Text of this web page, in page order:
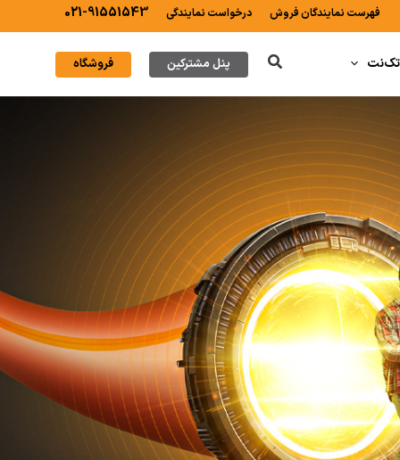
فهرست نمایندگان فروش درخواست نمایندگی 021-91551543
تک‌نت جستجو پنل مشترکین فروشگاه